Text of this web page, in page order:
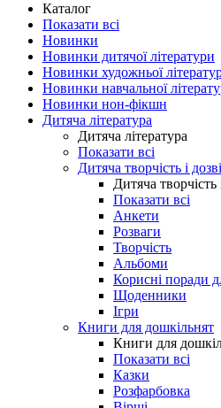
Каталог
Показати всі
Новинки
Новинки дитячої літератури
Новинки художньої
Новинки навчальної
Новинки нон-фікшн
Дитяча література
Дитяча література
Показати всі
Дитяча творчість і
Дитяча творчість
Показати всі
Анкети
Розваги
Творчість
Альбоми
Корисні поради
Щоденники
Ігри
Книги для дошкільнят
Книги для
Показати всі
Казки
Розфарбовка